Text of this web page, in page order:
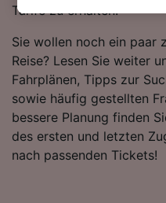
Tarife zu erhalten.
Sie wollen noch ein paar
Reise? Lesen Sie weiter
Fahrplänen, Tipps zur
sowie häufig gestellten
bessere Planung finden
des ersten und letzten
nach passenden Tickets!
besuchen Sie
werden unseren
haben keinen
Daten werden nicht
verwendet, wenn Sie
Surfverhalten nicht
Wir und unsere